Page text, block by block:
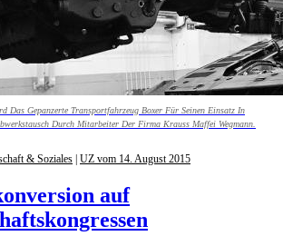
Das Gepanzerte Transportfahrzeug Boxer Für Seinen Einsatz In
Durch Mitarbeiter Der Firma Krauss Maffei Wegmann.
auf
& Soziales | UZ vom 14. August 2015